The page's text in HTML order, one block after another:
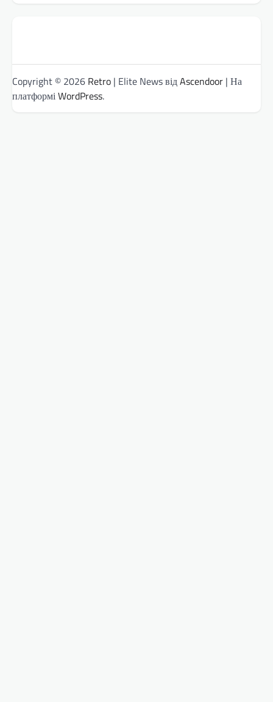
Copyright © 2026 Retro | Elite News відAscendoor | На
платформіWordPress.